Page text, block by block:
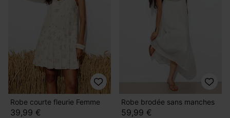
Robe courte fleurie Femme
39,99 €
Robe brodée sans manches
59,99 €